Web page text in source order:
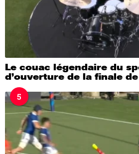
Le couac légendaire du
d’ouverture de la finale
5